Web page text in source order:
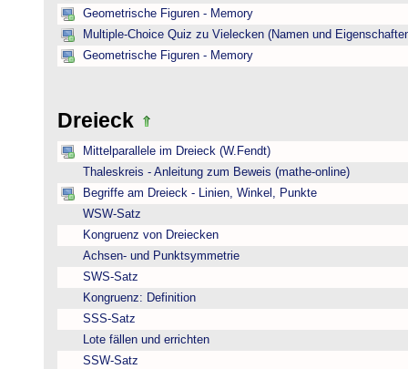
Geometrische Figuren - Memory
Multiple-Choice Quiz zu Vielecken (Namen und
Geometrische Figuren - Memory
Dreieck
Mittelparallele im Dreieck (W.Fendt)
Thaleskreis - Anleitung zum Beweis (mathe-online)
Begriffe am Dreieck - Linien, Winkel, Punkte
WSW-Satz
Kongruenz von Dreiecken
Achsen- und Punktsymmetrie
SWS-Satz
Kongruenz: Definition
SSS-Satz
Lote fällen und errichten
SSW-Satz